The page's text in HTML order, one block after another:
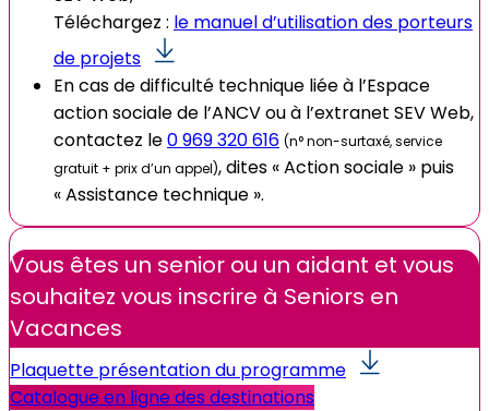
Téléchargez : le manuel d’utilisation des porteurs
de projets
En cas de difficulté technique liée à l’Espace
action sociale de l’ANCV ou à l’extranet SEV Web,
contactez le0 969 320 616 (n° non-surtaxé, service
gratuit + prix d’un appel), dites « Action sociale » puis
« Assistance technique ».
Vous êtes un senior ou un aidant et vous
souhaitez vous inscrire à Seniors en
Vacances
Plaquette présentation du programme
Catalogue en ligne des destinations